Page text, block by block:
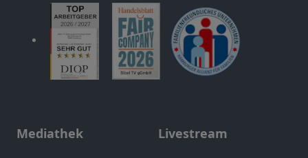
Mediathek Livestream